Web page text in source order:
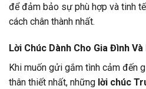
để đảm bảo sự phù hợp và tinh
cách chân thành nhất.
Lời Chúc Dành Cho Gia Đình
Khi muốn gửi gắm tình cảm đến
thân thiết nhất, những lời chúc